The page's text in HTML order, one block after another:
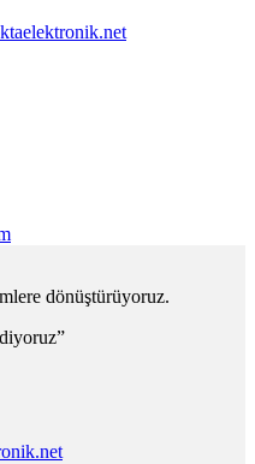
dönüştürüyoruz.